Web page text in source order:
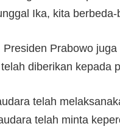
Ika, kita
Presiden Prabowo
diberikan kepada
telah
telah minta